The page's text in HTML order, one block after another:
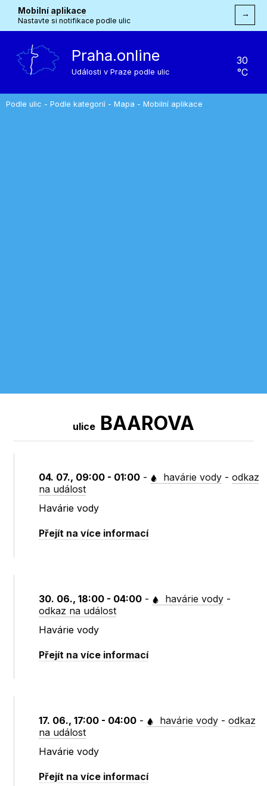
Mobilní aplikace
Nastavte si notifikace podle ulic
→
Praha.online
Události v Praze podle ulic
30
°C
Podle ulic - Podle kategorií - Mapa - Mobilní aplikace
ulice BAAROVA
04. 07., 09:00 - 01:00 - havárie vody -odkaz
na událost
Havárie vody
Přejít na více informací
30. 06., 18:00 - 04:00 - havárie vody -
odkaz na událost
Havárie vody
Přejít na více informací
17. 06., 17:00 - 04:00 - havárie vody -odkaz
na událost
Havárie vody
Přejít na více informací